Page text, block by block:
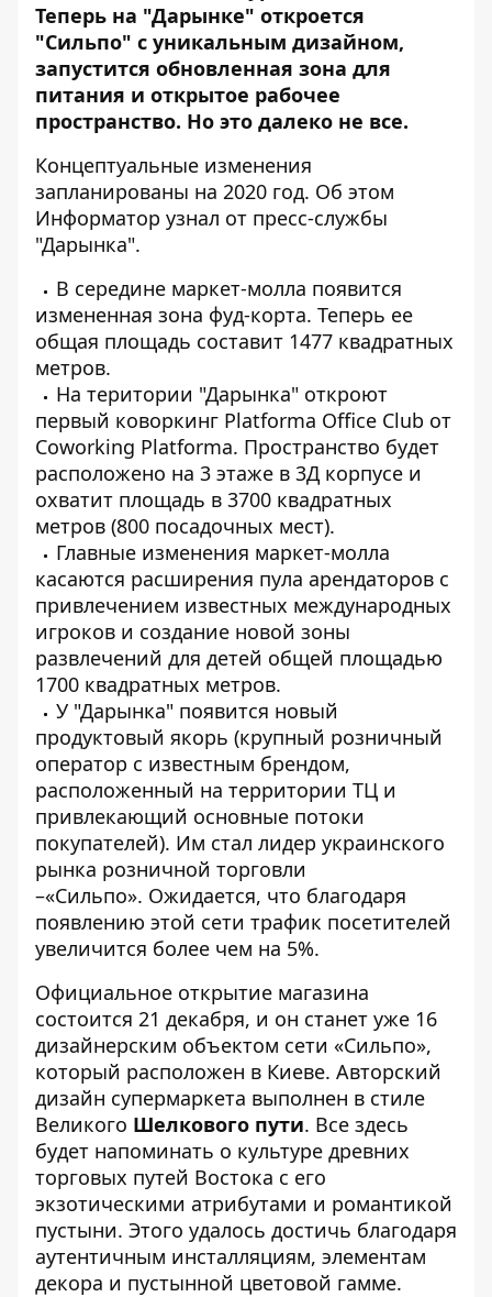
Теперь на "Дарынке" откроется
"Сильпо" с уникальным дизайном,
запустится обновленная зона для
питания и открытое рабочее
пространство. Но это далеко не все.
Концептуальные изменения
запланированы на 2020 год. Об этом
Информатор узнал от пресс-службы
"Дарынка".
В середине маркет-молла появится
измененная зона фуд-корта. Теперь ее
общая площадь составит 1477 квадратных
метров.
На територии "Дарынка" откроют
первый коворкинг Platforma Office Club от
Coworking Platforma. Пространство будет
расположено на 3 этаже в 3Д корпусе и
охватит площадь в 3700 квадратных
метров (800 посадочных мест).
Главные изменения маркет-молла
касаются расширения пула арендаторов с
привлечением известных международных
игроков и создание новой зоны
развлечений для детей общей площадью
1700 квадратных метров.
У "Дарынка" появится новый
продуктовый якорь (крупный розничный
оператор с известным брендом,
расположенный на территории ТЦ и
привлекающий основные потоки
покупателей). Им стал лидер украинского
рынка розничной торговли
–«Сильпо». Ожидается, что благодаря
появлению этой сети трафик посетителей
увеличится более чем на 5%.
Официальное открытие магазина
состоится 21 декабря, и он станет уже 16
дизайнерским объектом сети «Сильпо»,
который расположен в Киеве. Авторский
дизайн супермаркета выполнен в стиле
Великого Шелкового пути. Все здесь
будет напоминать о культуре древних
торговых путей Востока с его
экзотическими атрибутами и романтикой
пустыни. Этого удалось достичь благодаря
аутентичным инсталляциям, элементам
декора и пустынной цветовой гамме.